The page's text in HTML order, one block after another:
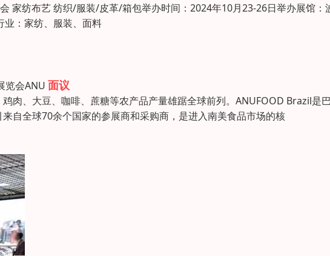
家纺布艺 纺织/服装/皮革/箱包举办时间：2024年10月23-26日举办展馆：
业：家纺、服装、面料
览会ANU 面议
肉、大豆、咖啡、蔗糖等农产品产量雄踞全球前列。ANUFOOD Brazil是
自全球70余个国家的参展商和采购商，是进入南美食品市场的核